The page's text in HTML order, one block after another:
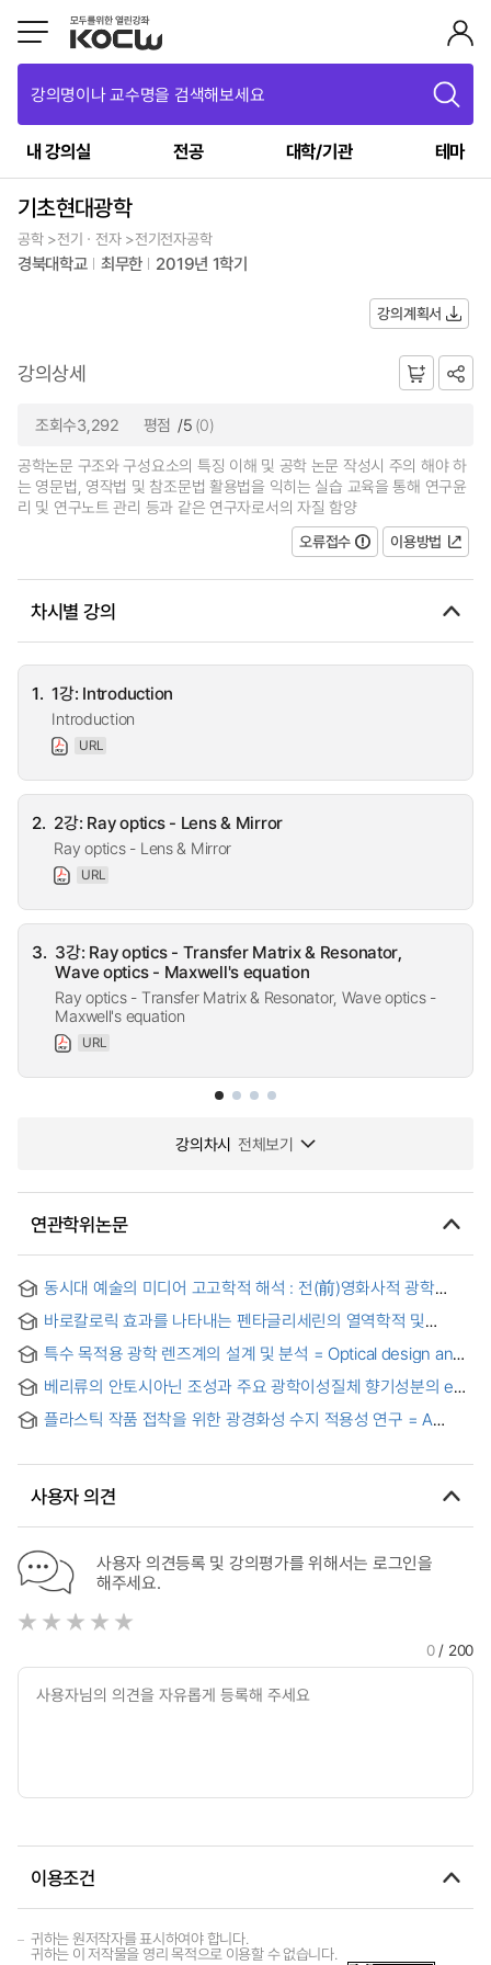
강의명이나 교수명을 검색해보세요
내 강의실 전공 대학/기관 테마
기초현대광학
공학 >전기ㆍ전자 >전기전자공학
경북대학교 최무한 2019년 1학기
강의계획서
강의상세
조회수3,292 평점 /5 (0)
공학논문 구조와 구성요소의 특징 이해 및 공학 논문 작성시 주의 해야 하
는 영문법, 영작법 및 참조문법 활용법을 익히는 실습 교육을 통해 연구윤
리 및 연구노트 관리 등과 같은 연구자로서의 자질 함양
오류접수
이용방법
차시별 강의
1. 1강: Introduction
Introduction
URL
2. 2강: Ray optics - Lens & Mirror
Ray optics - Lens & Mirror
URL
3. 3강: Ray optics - Transfer Matrix & Resonator,
Wave optics - Maxwell's equation
Ray optics - Transfer Matrix & Resonator, Wave optics -
Maxwell's equation
URL
강의차시 전체보기
연관학위논문
동시대 예술의 미디어 고고학적 해석 : 전(前)영화사적 광학
장치를 중심으로
바로칼로릭 효과를 나타내는 펜타글리세린의 열역학적 및
분광학적 분석=
특수 목적용 광학 렌즈계의 설계 및 분석 = Optical design and
analysis for special applications
베리류의 안토시아닌 조성과 주요 광학이성질체 향기성분의 ee-
value에 관한 연구 = Studies on the Anthocyanins
Composition and Enantiomeric Excess of Chiral Volatile
플라스틱 작품 접착을 위한 광경화성 수지 적용성 연구 = A
Adhesion of Contemporary Plastic Artworks
사용자 의견
사용자 의견등록 및 강의평가를 위해서는 로그인을
해주세요.
0/ 200
이용조건
귀하는 원저작자를 표시하여야 합니다.
귀하는 이 저작물을 영리 목적으로 이용할 수 없습니다.